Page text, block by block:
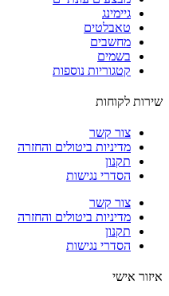
גיימינג
טאבלטים
מחשבים
בשמים
קטגוריות נוספות
לקוחות
צור קשר
מדיניות ביטולים והחזרה
תקנון
הסדרי נגישות
צור קשר
מדיניות ביטולים והחזרה
תקנון
הסדרי נגישות
אישי